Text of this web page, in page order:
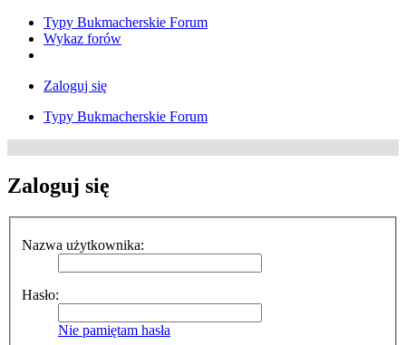
Typy Bukmacherskie Forum
Wykaz forów
Zaloguj się
Typy Bukmacherskie Forum
Zaloguj się
Nazwa użytkownika:
Hasło:
Nie pamiętam hasła